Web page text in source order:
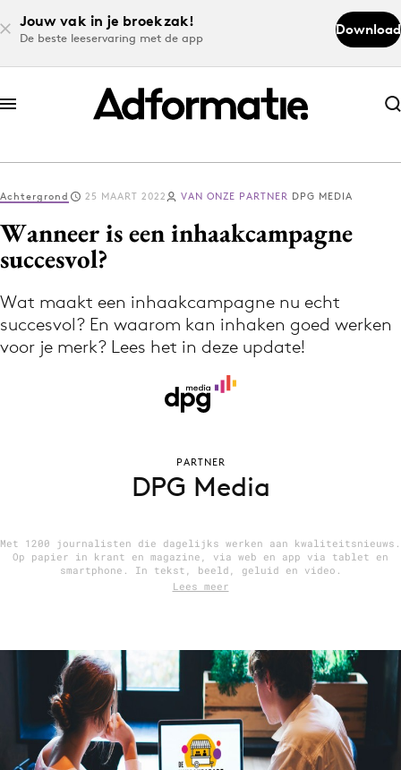
Jouw vak in je broekzak!
De beste leeservaring met de app
Download
Abonneer nu
Abonneer nu
Log in
Volg het laatste nieuws via de Adformatie
Nieuws app
12 nov: MarketingLive!
Vacatures
Academy
Partners
Topics
Achtergrond 25 MAART 2022 VAN ONZE PARTNER DPG MEDIA
Wanneer is een inhaakcampagne
succesvol?
Wat maakt een inhaakcampagne nu echt
succesvol? En waarom kan inhaken goed werken
voor je merk? Lees het in deze update!
PARTNER
DPG Media
Met 1200 journalisten die dagelijks werken aan kwaliteitsnieuws.
Op papier in krant en magazine, via web en app via tablet en
smartphone. In tekst, beeld, geluid en video.
Lees meer